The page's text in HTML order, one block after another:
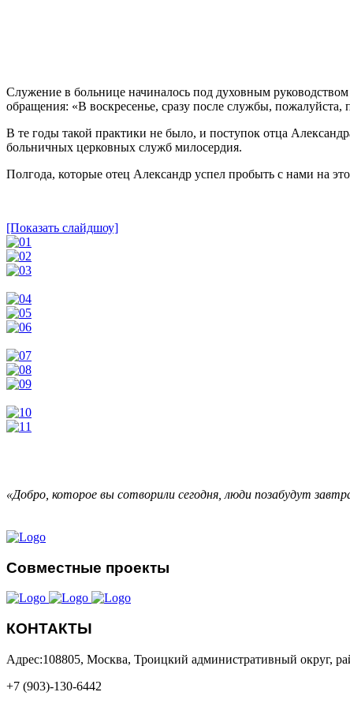
Служение в больнице начиналось под духовным
обращения: «В воскресенье, сразу после службы,
В те годы такой практики не было, и поступок отца
больничных церковных служб милосердия.
Полгода, которые отец Александр успел пробыть с нами на
[Показать слайдшоу]
«Добро, которое вы сотворили сегодня, люди позабудут
Совместные проекты
КОНТАКТЫ
Адрес:108805, Москва, Троицкий административный округ,
+7 (903)-130-6442